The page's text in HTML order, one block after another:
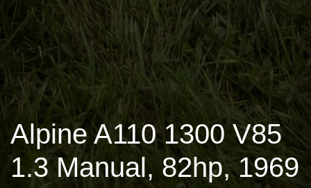
Alpine A110 1300 V85
1.3 Manual, 82hp, 1969